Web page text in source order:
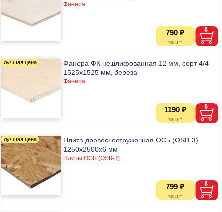
Фанера
790 ₽
Фанера ФК нешлифованная 12 мм, сорт 4/4
1525х1525 мм, береза
Фанера
1190 ₽
Плита древесностружечная ОСБ (OSB-3)
1250х2500х6 мм
Плиты ОСБ (OSB-3)
799 ₽